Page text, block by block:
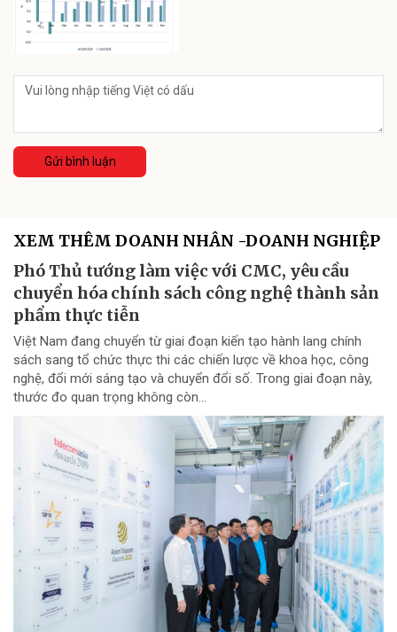
Gửi bình luận
XEM THÊM DOANH NHÂN -DOANH NGHIỆP
Phó Thủ tướng làm việc với CMC, yêu cầu
chuyển hóa chính sách công nghệ thành sản
phẩm thực tiễn
Việt Nam đang chuyển từ giai đoạn kiến tạo hành lang chính
sách sang tổ chức thực thi các chiến lược về khoa học, công
nghệ, đổi mới sáng tạo và chuyển đổi số. Trong giai đoạn này,
thước đo quan trọng không còn...